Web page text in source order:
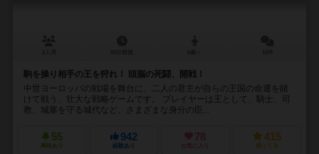
駒を操り相手の王を狩れ！ 頭脳の死闘、開戦！
中世ヨーロッパの戦場を舞台に、二人の君主が自らの王国の命運を賭
けて戦う、壮大な戦略ゲームです。 プレイヤーは王として、騎士、司
教、城塞を守る城代など、さまざまな身分の臣...
55
興味あり
942
経験あり
78
お気に入り
415
持ってる